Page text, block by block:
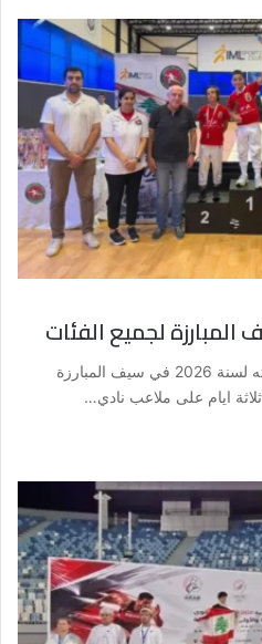
المبارزة لجميع الفئات
نظّم الاتحاد اللبناني للمبارزة بطولاته لسنة 2026 في سيف المبارزة
ايام على ملاعب نادي…